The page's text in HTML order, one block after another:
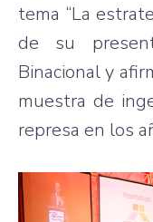
tema “La
de su
Binacional y
muestra de
represa en los